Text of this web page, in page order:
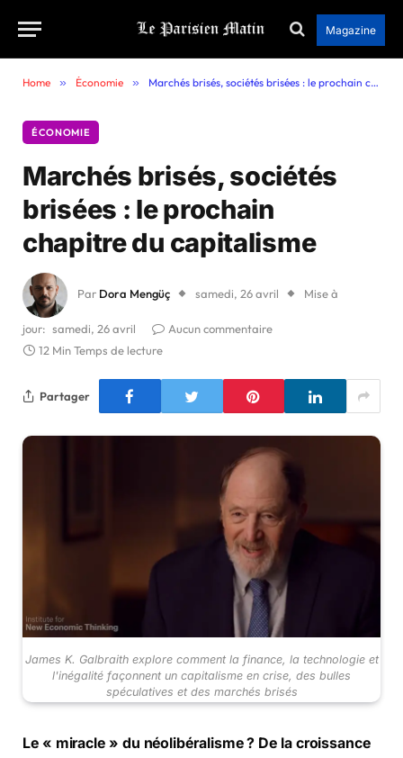
Magazine
Home » Économie » Marchés brisés, sociétés brisées : le prochain chapitre du capitalisme
ÉCONOMIE
Marchés brisés, sociétés
brisées : le prochain
chapitre du capitalisme
Par Dora Mengüç samedi, 26 avril Mise à
jour: samedi, 26 avril
Aucun commentaire
12 Min Temps de lecture
Partager
James K. Galbraith explore comment la finance, la technologie et
l'inégalité façonnent un capitalisme en crise, des bulles
spéculatives et des marchés brisés
Le « miracle » du néolibéralisme ? De la croissance